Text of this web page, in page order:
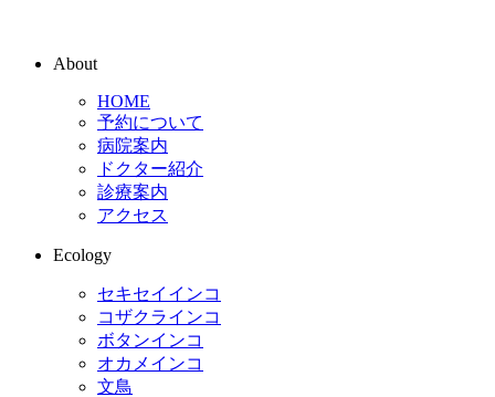
About
HOME
予約について
病院案内
ドクター紹介
診療案内
アクセス
Ecology
セキセイインコ
コザクラインコ
ボタンインコ
オカメインコ
文鳥